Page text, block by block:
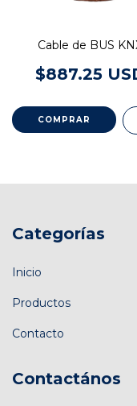
Cable de BUS
$887.25
COMPRAR
Categorías
Inicio
Productos
Contacto
Contactános